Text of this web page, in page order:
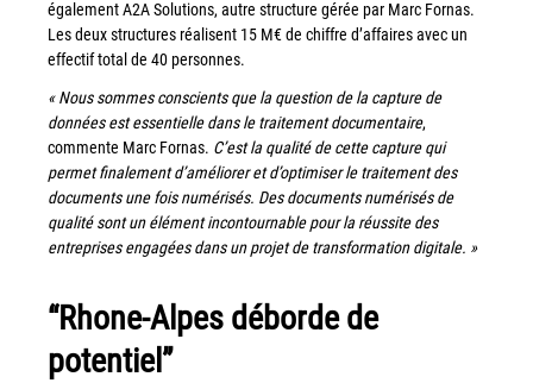
Gammes d’équipements et services d’impression
Matériel
Imprimantes de bureau
Multifonctions
Presses numériques et imprimantes de production
Traceurs grands formats
Imprimante Xerox® PrimeLink® PrimeLink C9200
Xerox® VersaLink® C405 C415 — Multifonction A4
couleur
également A2A Solutions, autre structure gérée par Marc Fornas.
Les deux structures réalisent 15 M€ de chiffre d’affaires avec un
effectif total de 40 personnes.
« Nous sommes conscients que la question de la capture de
données est essentielle dans le traitement documentaire,
commente Marc Fornas. C’est la qualité de cette capture qui
permet finalement d’améliorer et d’optimiser le traitement des
documents une fois numérisés. Des documents numérisés de
qualité sont un élément incontournable pour la réussite des
entreprises engagées dans un projet de transformation digitale. »
“Rhone-Alpes déborde de
potentiel”